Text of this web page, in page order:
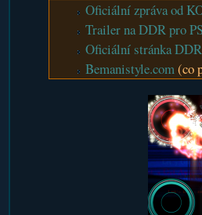
Oficiální zpráva od
Trailer na DDR pro
Oficiální stránka
Bemanistyle.com(co